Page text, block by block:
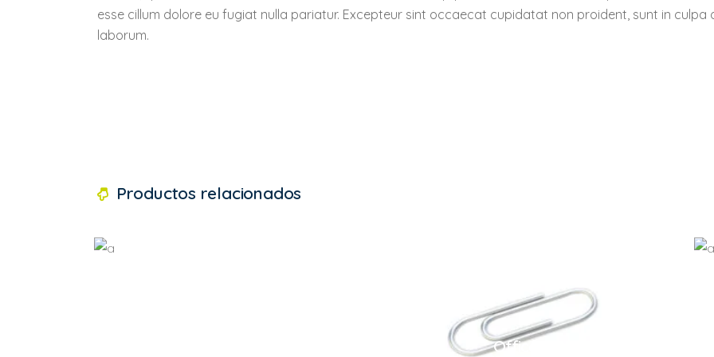
esse cillum dolore eu fugiat nulla pariatur. Excepteur sint occaecat cupidatat non proident, sunt in culpa
laborum.
Productos relacionados
Office Tools